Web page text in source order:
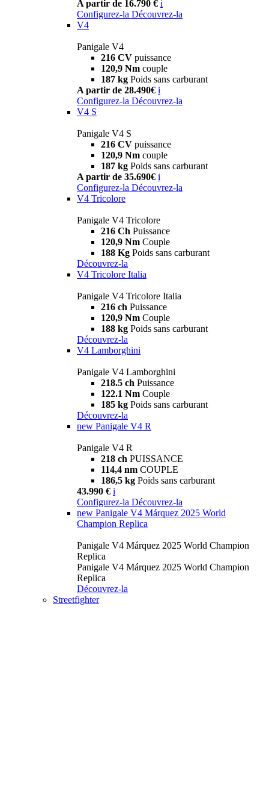
A partir de 16.790 € i
Configurez-la Découvrez-la
V4
Panigale V4
216 CV puissance
120,9 Nm couple
187 kg Poids sans carburant
A partir de 28.490€ i
Configurez-la Découvrez-la
V4 S
Panigale V4 S
216 CV puissance
120,9 Nm couple
187 kg Poids sans carburant
A partir de 35.690€ i
Configurez-la Découvrez-la
V4 Tricolore
Panigale V4 Tricolore
216 Ch Puissance
120,9 Nm Couple
188 Kg Poids sans carburant
Découvrez-la
V4 Tricolore Italia
Panigale V4 Tricolore Italia
216 ch Puissance
120,9 Nm Couple
188 kg Poids sans carburant
Découvrez-la
V4 Lamborghini
Panigale V4 Lamborghini
218.5 ch Puissance
122.1 Nm Couple
185 kg Poids sans carburant
Découvrez-la
new Panigale V4 R
Panigale V4 R
218 ch PUISSANCE
114,4 nm COUPLE
186,5 kg Poids sans carburant
43.990 € i
Configurez-la Découvrez-la
new Panigale V4 Márquez 2025 World
Champion Replica
Panigale V4 Márquez 2025 World Champion
Replica
Panigale V4 Márquez 2025 World Champion
Replica
Découvrez-la
Streetfighter